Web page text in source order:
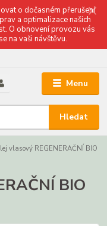
o dočasném přerušení
a optimalizace našich
O obnovení provozu vás
na vaši návštěvu.
Menu
Hledat
vlasový REGENERAČNÍ BIO
BIO